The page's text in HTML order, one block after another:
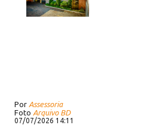
Por Assessoria
Foto Arquivo BD
07/07/2026 14:11